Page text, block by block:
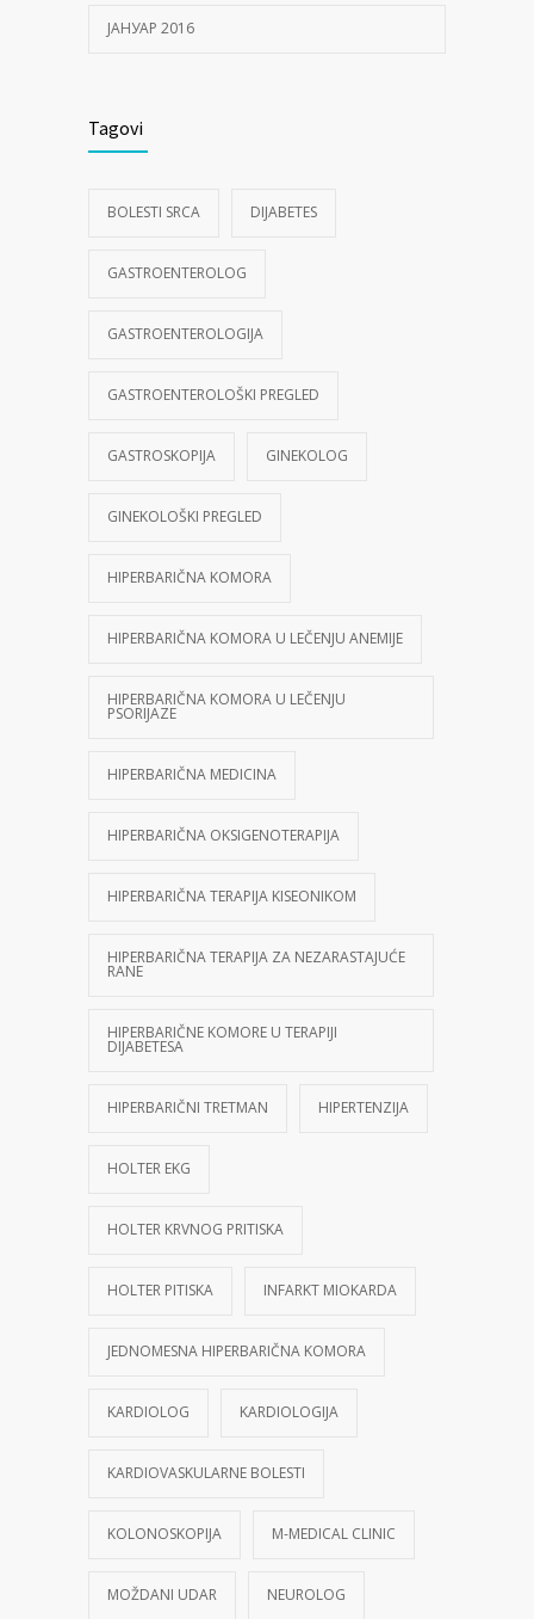
ЈАНУАР 2016
Tagovi
BOLESTI SRCA DIJABETES
GASTROENTEROLOG
GASTROENTEROLOGIJA
GASTROENTEROLOŠKI PREGLED
GASTROSKOPIJA GINEKOLOG
GINEKOLOŠKI PREGLED
HIPERBARIČNA KOMORA
HIPERBARIČNA KOMORA U LEČENJU ANEMIJE
HIPERBARIČNA KOMORA U LEČENJU
PSORIJAZE
HIPERBARIČNA MEDICINA
HIPERBARIČNA OKSIGENOTERAPIJA
HIPERBARIČNA TERAPIJA KISEONIKOM
HIPERBARIČNA TERAPIJA ZA NEZARASTAJUĆE
RANE
HIPERBARIČNE KOMORE U TERAPIJI
DIJABETESA
HIPERBARIČNI TRETMAN HIPERTENZIJA
HOLTER EKG
HOLTER KRVNOG PRITISKA
HOLTER PITISKA INFARKT MIOKARDA
JEDNOMESNA HIPERBARIČNA KOMORA
KARDIOLOG KARDIOLOGIJA
KARDIOVASKULARNE BOLESTI
KOLONOSKOPIJA M-MEDICAL CLINIC
MOŽDANI UDAR NEUROLOG